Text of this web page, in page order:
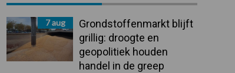
Sidebar7 aug
Grondstoffenmarkt blijft
grillig: droogte en
geopolitiek houden
handel in de greep